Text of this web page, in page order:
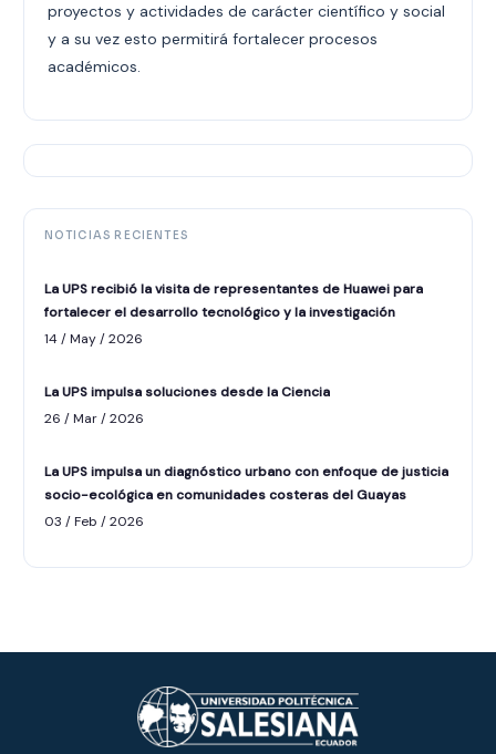
proyectos y actividades de carácter científico y social
y a su vez esto permitirá fortalecer procesos
académicos.
NOTICIAS RECIENTES
La UPS recibió la visita de representantes de Huawei para
fortalecer el desarrollo tecnológico y la investigación
14 / May / 2026
La UPS impulsa soluciones desde la Ciencia
26 / Mar / 2026
La UPS impulsa un diagnóstico urbano con enfoque de justicia
socio-ecológica en comunidades costeras del Guayas
03 / Feb / 2026
ASISTENTE UPS